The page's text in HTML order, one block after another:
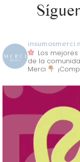
Los
de la
Merci